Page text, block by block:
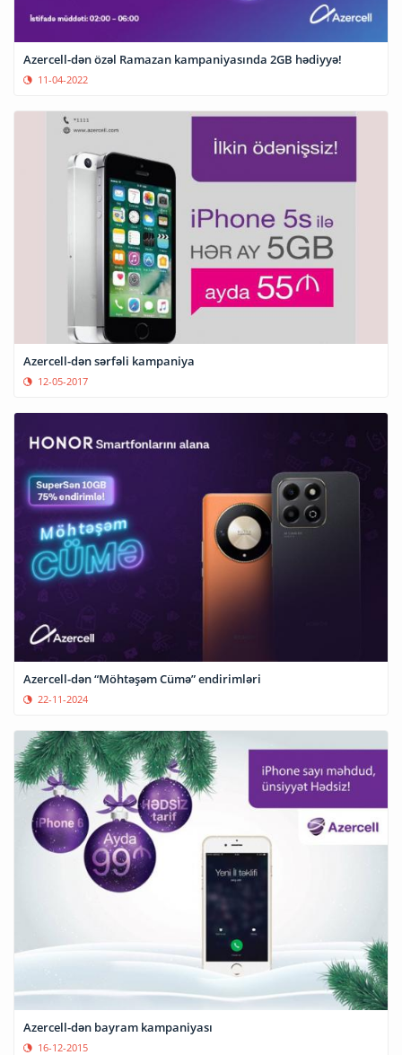
Azercell-dən özəl Ramazan kampaniyasında 2GB hədiyyə!
11-04-2022
Azercell-dən sərfəli kampaniya
12-05-2017
Azercell-dən “Möhtəşəm Cümə” endirimləri
22-11-2024
Azercell-dən bayram kampaniyası
16-12-2015